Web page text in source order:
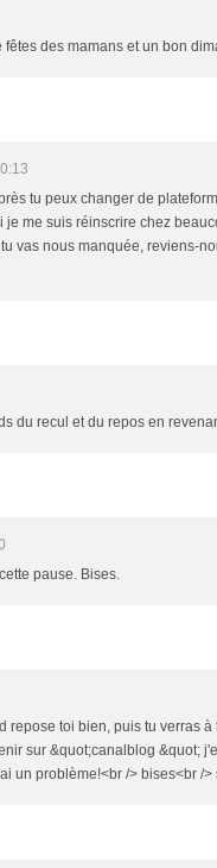
des mamans et un bon
tu peux changer de
je me suis réinscrire chez
vas nous manquée, reviens-
du recul et du repos en
pause. Bises.
repose toi bien, puis tu verras
sur &quot;canalblog &quot;
un problème!<br /> bises<br />